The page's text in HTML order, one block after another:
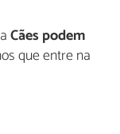
Cães podem
que entre na